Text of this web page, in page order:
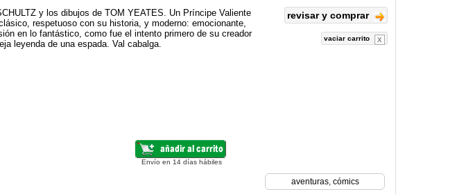
y los dibujos de TOM YEATES. Un Príncipe Valiente
respetuoso con su historia, y moderno: emocionante,
en lo fantástico, como fue el intento primero de su creador
leyenda de una espada. Val cabalga.
Envío en 14 días hábiles
revisar y comprar
vaciar carrito
aventuras, cómics